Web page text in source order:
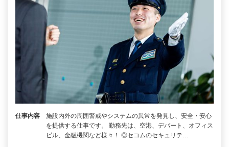
仕事内容
施設内外の周囲警戒やシステムの異常を発見し、安全・安心
を提供する仕事です。 勤務先は、空港、デパート、オフィス
ビル、金融機関など様々！ ◎セコムのセキュリテ…